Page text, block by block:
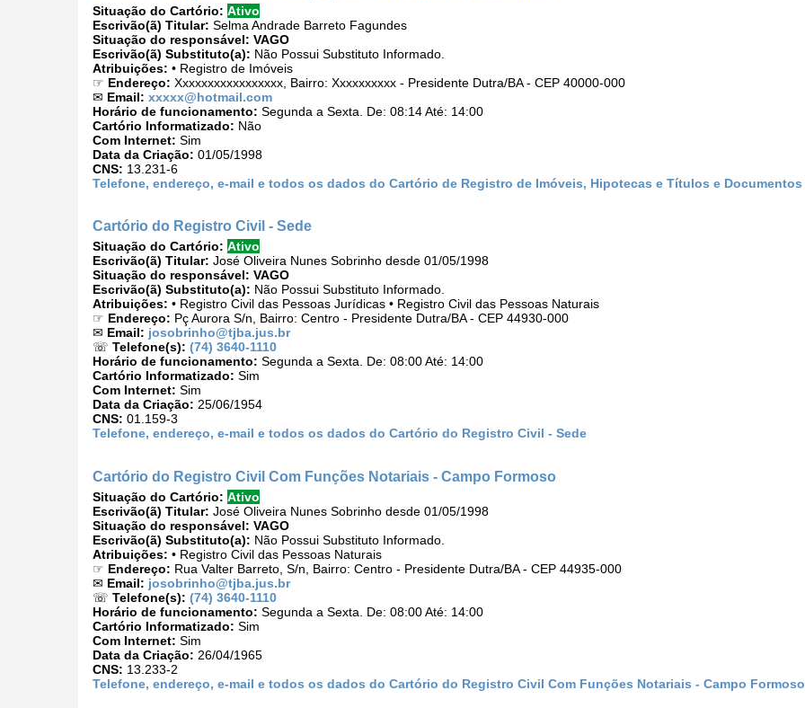
Situação do Cartório: Ativo
Escrivão(ã) Titular: Selma Andrade Barreto Fagundes
Situação do responsável: VAGO
Escrivão(ã) Substituto(a): Não Possui Substituto Informado.
Atribuições: • Registro de Imóveis
☞ Endereço: Xxxxxxxxxxxxxxxxx, Bairro: Xxxxxxxxxx - Presidente Dutra/BA - CEP 40000-000
✉ Email: xxxxx@hotmail.com
Horário de funcionamento: Segunda a Sexta. De: 08:14 Até: 14:00
Cartório Informatizado: Não
Com Internet: Sim
Data da Criação: 01/05/1998
CNS: 13.231-6
Telefone, endereço, e-mail e todos os dados do Cartório de Registro de Imóveis, Hipotecas e Títulos e Documentos
Cartório do Registro Civil - Sede
Situação do Cartório: Ativo
Escrivão(ã) Titular: José Oliveira Nunes Sobrinho desde 01/05/1998
Situação do responsável: VAGO
Escrivão(ã) Substituto(a): Não Possui Substituto Informado.
Atribuições: • Registro Civil das Pessoas Jurídicas • Registro Civil das Pessoas Naturais
☞ Endereço: Pç Aurora S/n, Bairro: Centro - Presidente Dutra/BA - CEP 44930-000
✉ Email: josobrinho@tjba.jus.br
☏ Telefone(s): (74) 3640-1110
Horário de funcionamento: Segunda a Sexta. De: 08:00 Até: 14:00
Cartório Informatizado: Sim
Com Internet: Sim
Data da Criação: 25/06/1954
CNS: 01.159-3
Telefone, endereço, e-mail e todos os dados do Cartório do Registro Civil - Sede
Cartório do Registro Civil Com Funções Notariais - Campo Formoso
Situação do Cartório: Ativo
Escrivão(ã) Titular: José Oliveira Nunes Sobrinho desde 01/05/1998
Situação do responsável: VAGO
Escrivão(ã) Substituto(a): Não Possui Substituto Informado.
Atribuições: • Registro Civil das Pessoas Naturais
☞ Endereço: Rua Valter Barreto, S/n, Bairro: Centro - Presidente Dutra/BA - CEP 44935-000
✉ Email: josobrinho@tjba.jus.br
☏ Telefone(s): (74) 3640-1110
Horário de funcionamento: Segunda a Sexta. De: 08:00 Até: 14:00
Cartório Informatizado: Sim
Com Internet: Sim
Data da Criação: 26/04/1965
CNS: 13.233-2
Telefone, endereço, e-mail e todos os dados do Cartório do Registro Civil Com Funções Notariais - Campo Formoso